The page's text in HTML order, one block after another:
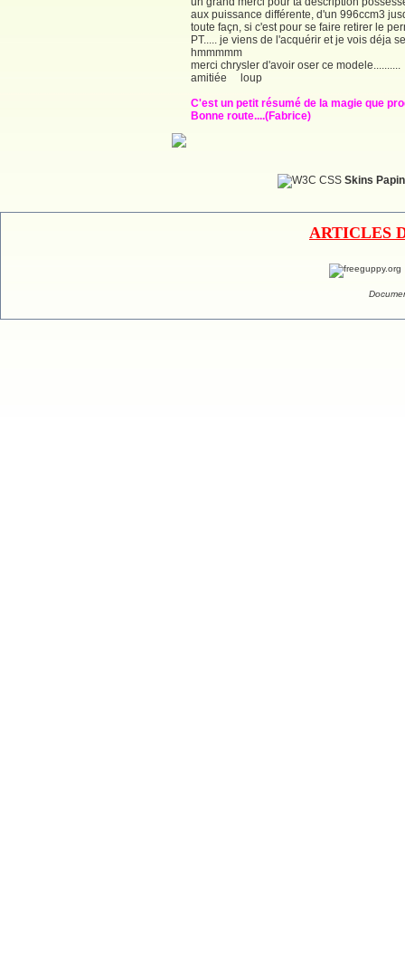
aux puissance différente, d'un 996ccm3
toute façn, si c'est pour se faire retirer le
PT..... je viens de l'acquérir et je vois déja
hmmmmm
merci chrysler d'avoir oser ce modele..........
amitiée loup
C'est un petit résumé de la magie que
Bonne route....(Fabrice)
Skins
ARTICLES